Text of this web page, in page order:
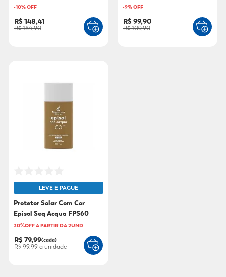
Skin FPS 50 250g
-10% OFF
R$ 148,41
R$ 164,90
-9% OFF
R$ 99,90
R$ 109,90
LEVE E PAGUE
Protetor Solar Com Cor
Episol Seq Acqua FPS60
Claro 40ml
20%OFF A PARTIR DA 2UND
R$ 79,99(cada)
R$ 99,99a unidade